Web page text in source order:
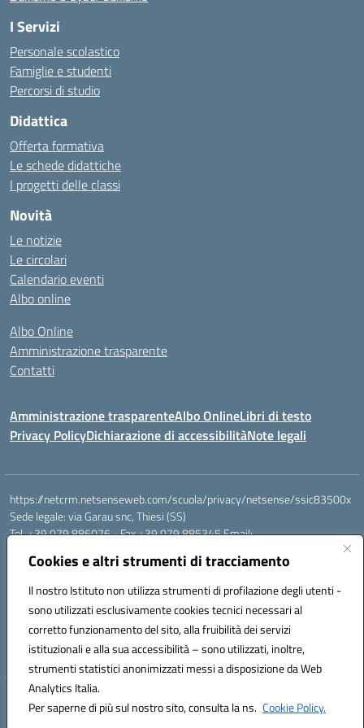
Cookies e altri strumenti di tracciamento
Il nostro Istituto non utilizza strumenti di profilazione degli utenti -
sono utilizzati esclusivamente cookies tecnici necessari al
corretto funzionamento del sito, alla fruibilità dei servizi
istituzionali e alla sua accessibilità – sono utilizzati, inoltre,
strumenti statistici anonimizzati messi a disposizione da Web
Analytics Italia.
Per saperne di più sul nostro sito, consulta la ns. Cookie Policy.
I Servizi
Personale scolastico
Famiglie e studenti
Percorsi di studio
Didattica
Offerta formativa
Le schede didattiche
I progetti delle classi
Novità
Le notizie
Le circolari
Calendario eventi
Albo online
Albo Online
Amministrazione trasparente
Contatti
Amministrazione trasparenteAlbo OnlineLibri di testo
Privacy PolicyDichiarazione di accessibilitàNote legali
https://netcrm.netsenseweb.com/scuola/privacy/netsense/ssic83500x
Sede legale: via Garau snc, Thiesi (SS)
Tel. +39 079 886076 - Fax +39 079 885345 Email:
Cod.Mecc. SSIC83500X - Cod.Fisc. 92112710907
IBAN Banco di Sardegna: IT79 V010 1585 0900 0007 0215 378
Codice IBAN IT17B0100004306TU0000032417 Numero conto
TU0000032417
Codice univoco: UFEHBU
Hosting & Powered by 3D Solution S.r.l.
Concept & Design by Designers Italia